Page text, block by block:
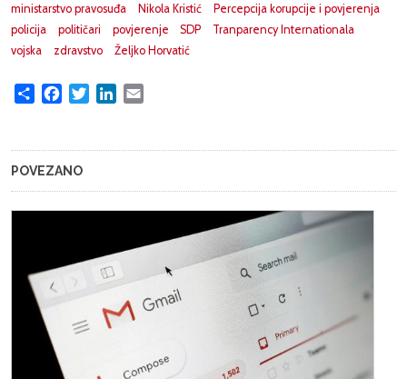
ministarstvo pravosuđa
Nikola Kristić
Percepcija korupcije i povjerenja
policija
političari povjerenje SDP
Tranparency Internationala
vojska
zdravstvo Željko Horvatić
Share FacebookTwitterLinkedIn
POVEZANO